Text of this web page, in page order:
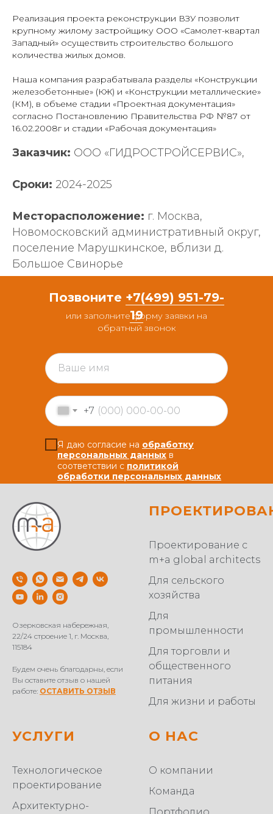
Реализация проекта реконструкции ВЗУ позволит
крупному жилому застройщику ООО «Самолет-квартал
Западный» осуществить строительство большого
количества жилых домов.
Наша компания разрабатывала разделы «Конструкции
железобетонные» (КЖ) и «Конструкции металлические»
(КМ), в объеме стадии «Проектная документация»
согласно Постановлению Правительства РФ №87 от
16.02.2008г и стадии «Рабочая документация»
Заказчик: ООО «ГИДРОСТРОЙСЕРВИС»,
Сроки: 2024-2025
Месторасположение: г. Москва,
Новомосковский административный округ,
поселение Марушкинское, вблизи д.
Большое Свинорье
Позвоните +7(499) 951-79-
19
+7
Я даю согласие на обработку
персональных данных в
соответствии с политикой
обработки персональных данных
ЖДУ ЗВОНКА
или заполните форму заявки на
обратный звонок
Озерковская набережная,
22/24 строение 1, г. Москва,
115184
Будем очень благодарны, если
Вы оставите отзыв о нашей
работе: ОСТАВИТЬ ОТЗЫВ
Проектирование с
m+a global architects
Для сельского
хозяйства
Для
промышленности
Для торговли и
общественного
питания
Для жизни и работы
УСЛУГИ
Технологическое
проектирование
Архитектурно-
О НАС
О компании
Команда
Портфолио